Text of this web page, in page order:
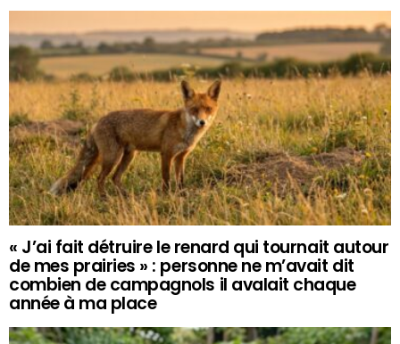
« J’ai fait détruire le renard qui tournait autour
de mes prairies » : personne ne m’avait dit
combien de campagnols il avalait chaque
année à ma place